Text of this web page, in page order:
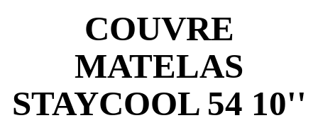
COUVRE
MATELAS
STAYCOOL 54 10''